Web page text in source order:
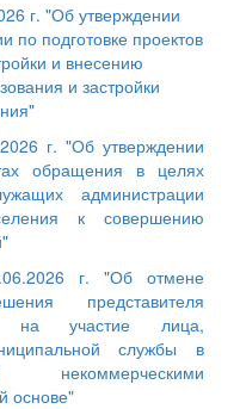
г. "Об утверждении
по подготовке проектов
и внесению
и застройки
г. "Об утверждении
обращения в целях
администрации
к совершению
г. "Об отмене
представителя
на участие лица,
службы в
некоммерческими
основе"